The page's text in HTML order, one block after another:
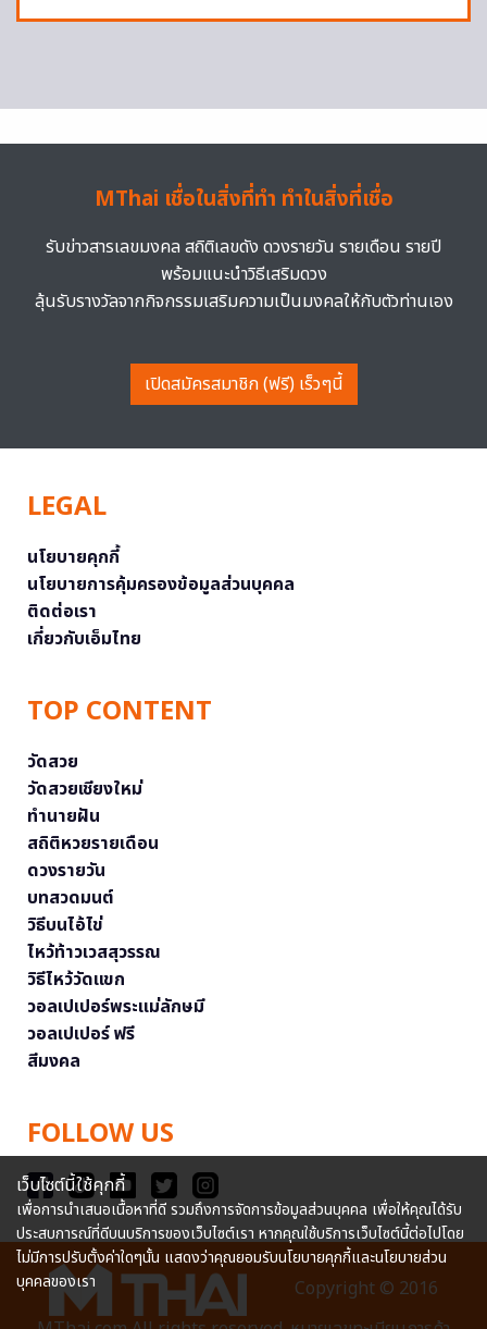
MThai เชื่อในสิ่งที่ทำ ทำในสิ่งที่เชื่อ
รับข่าวสารเลขมงคล สถิติเลขดัง ดวงรายวัน รายเดือน รายปี
พร้อมแนะนำวิธีเสริมดวง
ลุ้นรับรางวัลจากกิจกรรมเสริมความเป็นมงคลให้กับตัวท่านเอง
เปิดสมัครสมาชิก (ฟรี) เร็วๆนี้
LEGAL
นโยบายคุกกี้
นโยบายการคุ้มครองข้อมูลส่วนบุคคล
ติดต่อเรา
เกี่ยวกับเอ็มไทย
TOP CONTENT
วัดสวย
วัดสวยเชียงใหม่
ทำนายฝัน
สถิติหวยรายเดือน
ดวงรายวัน
บทสวดมนต์
วิธีบนไอ้ไข่
ไหว้ท้าวเวสสุวรรณ
วิธีไหว้วัดแขก
วอลเปเปอร์พระแม่ลักษมี
วอลเปเปอร์ ฟรี
สีมงคล
FOLLOW US
Copyright © 2016
เว็บไซต์นี้ใช้คุกกี้
เพื่อการนำเสนอเนื้อหาที่ดี รวมถึงการจัดการข้อมูลส่วนบุคคล เพื่อให้คุณได้รับ
ประสบการณ์ที่ดีบนบริการของเว็บไซต์เรา หากคุณใช้บริการเว็บไซต์นี้ต่อไปโดย
ไม่มีการปรับตั้งค่าใดๆนั้น แสดงว่าคุณยอมรับนโยบายคุกกี้และนโยบายส่วน
บุคคลของเรา